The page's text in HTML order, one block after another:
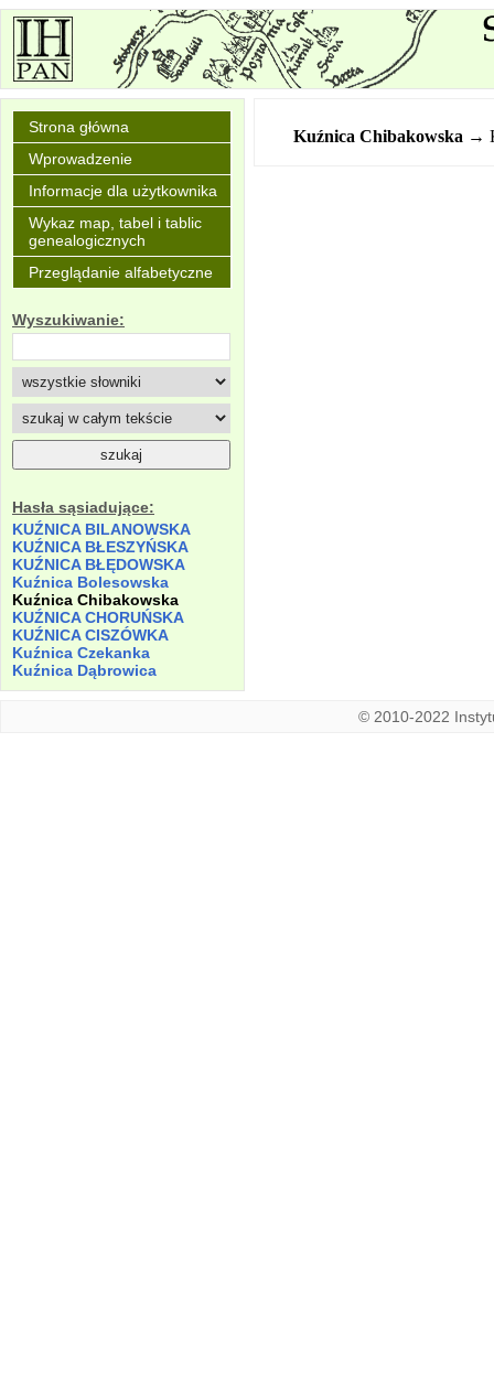
Strona główna
Wprowadzenie
Informacje dla użytkownika
Wykaz map, tabel i tablic
genealogicznych
Przeglądanie alfabetyczne
Wyszukiwanie:
Hasła sąsiadujące:
KUŹNICA BILANOWSKA
KUŹNICA BŁESZYŃSKA
KUŹNICA BŁĘDOWSKA
Kuźnica Bolesowska
Kuźnica Chibakowska
KUŹNICA CHORUŃSKA
KUŹNICA CISZÓWKA
Kuźnica Czekanka
Kuźnica Dąbrowica
Kuźnica Chibakowska →
© 2010-2022